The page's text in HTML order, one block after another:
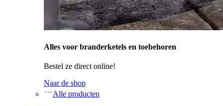
Alles voor branderketels en toebehoren
Bestel ze direct online!
Naar de shop
Alle producten